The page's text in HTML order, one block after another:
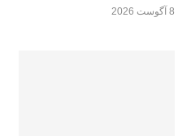
8 آگوست 2026